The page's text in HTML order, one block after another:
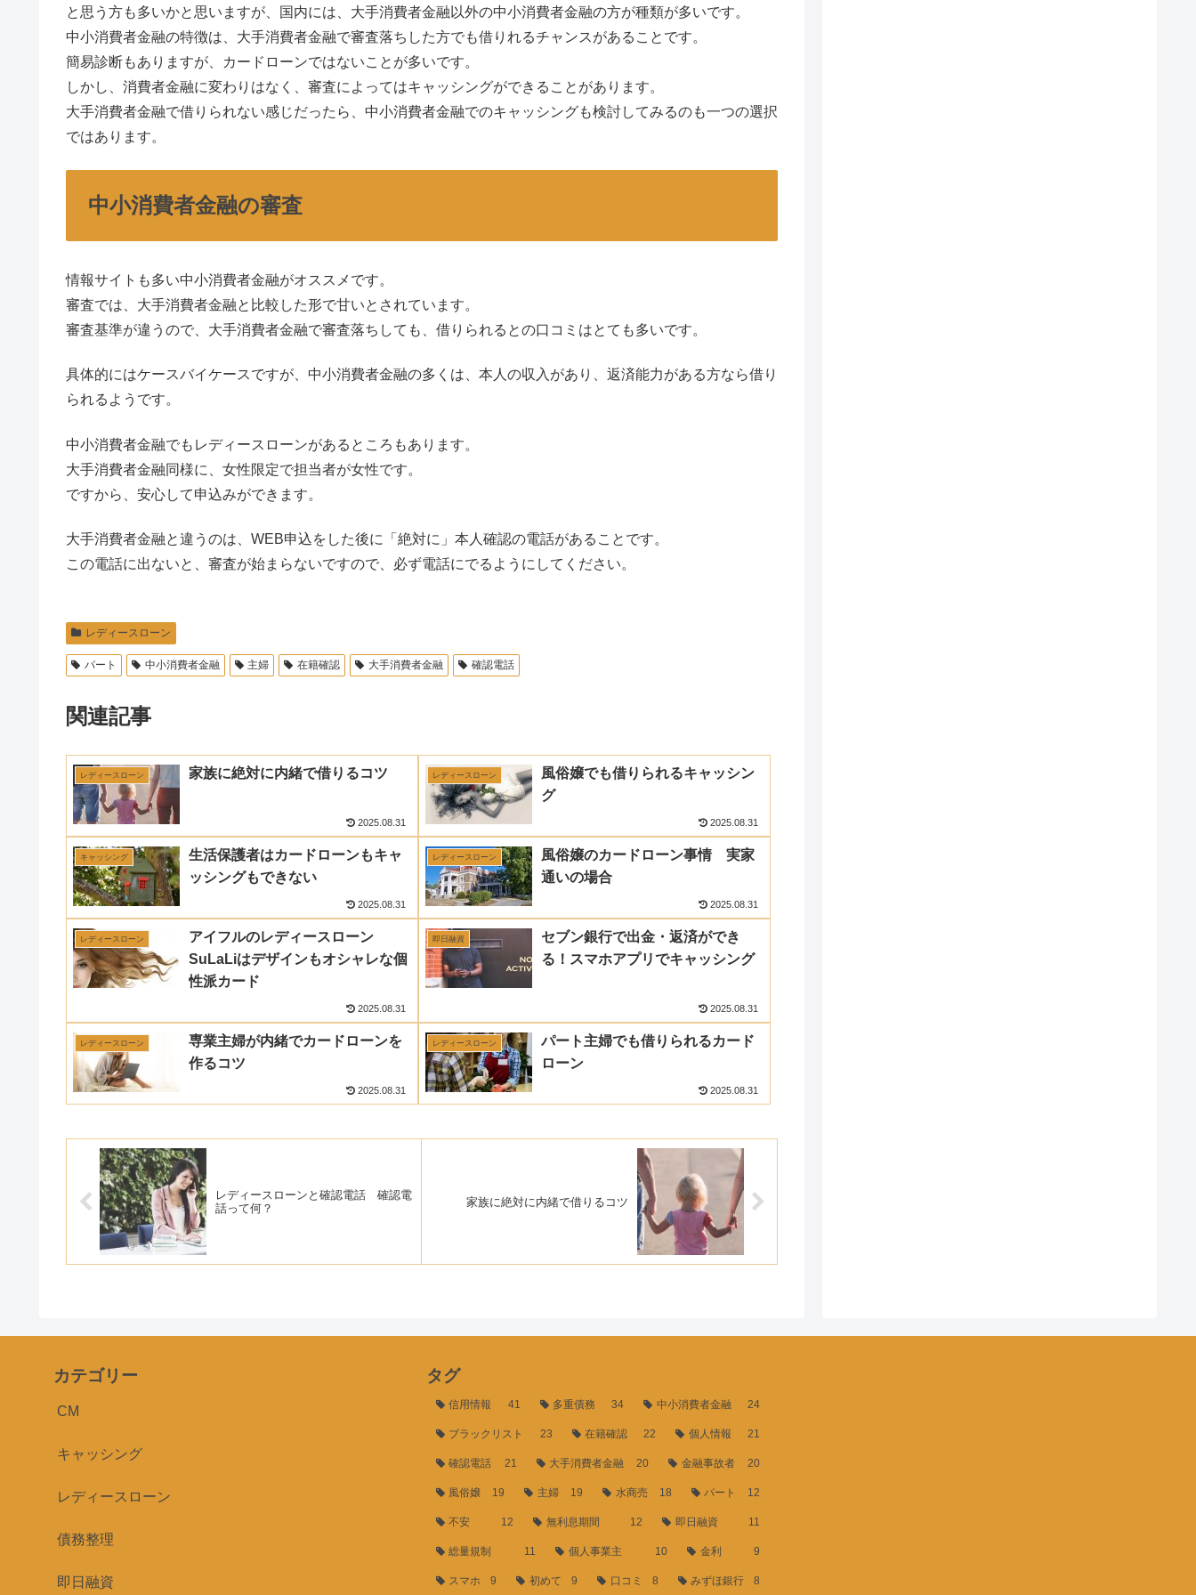
と思う方も多いかと思いますが、国内には、大手消費者金融以外の中小消費者金融の方が種類が多いです。
中小消費者金融の特徴は、大手消費者金融で審査落ちした方でも借りれるチャンスがあることです。
簡易診断もありますが、カードローンではないことが多いです。
しかし、消費者金融に変わりはなく、審査によってはキャッシングができることがあります。
大手消費者金融で借りられない感じだったら、中小消費者金融でのキャッシングも検討してみるのも一つの選択
ではあります。
中小消費者金融の審査
情報サイトも多い中小消費者金融がオススメです。
審査では、大手消費者金融と比較した形で甘いとされています。
審査基準が違うので、大手消費者金融で審査落ちしても、借りられるとの口コミはとても多いです。
具体的にはケースバイケースですが、中小消費者金融の多くは、本人の収入があり、返済能力がある方なら借り
られるようです。
中小消費者金融でもレディースローンがあるところもあります。
大手消費者金融同様に、女性限定で担当者が女性です。
ですから、安心して申込みができます。
大手消費者金融と違うのは、WEB申込をした後に「絶対に」本人確認の電話があることです。
この電話に出ないと、審査が始まらないですので、必ず電話にでるようにしてください。
レディースローン
パート 中小消費者金融 主婦 在籍確認 大手消費者金融 確認電話
関連記事
レディースローン 家族に絶対に内緒で借りるコツ
2025.08.31
レディースローン
風俗嬢でも借りられるキャッシン
グ
2025.08.31
キャッシング
生活保護者はカードローンもキャ
ッシングもできない
2025.08.31
レディースローン
風俗嬢のカードローン事情 実家
通いの場合
2025.08.31
レディースローン
アイフルのレディースローン
SuLaLiはデザインもオシャレな個
性派カード
2025.08.31
即日融資
セブン銀行で出金・返済ができ
る！スマホアプリでキャッシング
2025.08.31
レディースローン
専業主婦が内緒でカードローンを
作るコツ
2025.08.31
レディースローン
パート主婦でも借りられるカード
ローン
2025.08.31
レディースローンと確認電話 確認電
話って何？
家族に絶対に内緒で借りるコツ
カテゴリー
CM
キャッシング
レディースローン
債務整理
即日融資
タグ
信用情報 41 多重債務 34 中小消費者金融 24
ブラックリスト 23 在籍確認 22 個人情報 21
確認電話 21 大手消費者金融 20 金融事故者 20
風俗嬢 19 主婦 19 水商売 18 パート 12
不安 12 無利息期間 12 即日融資 11
総量規制 11 個人事業主 10 金利 9
スマホ 9 初めて 9 口コミ 8 みずほ銀行 8